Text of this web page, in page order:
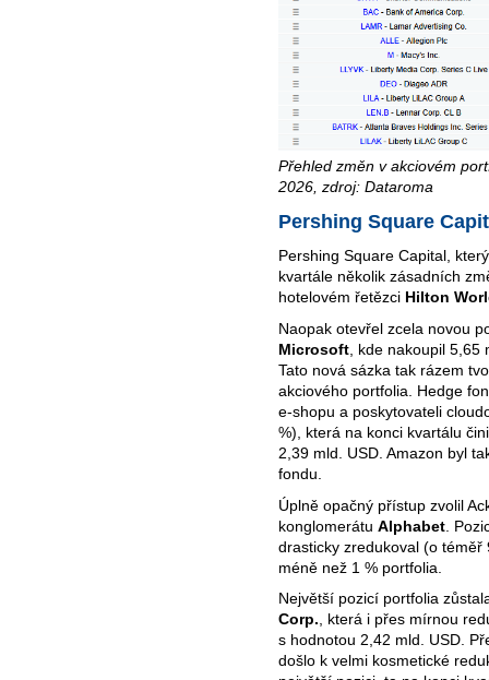
Přehled změn v akciovém
2026, zdroj: Dataroma
Pershing Square
Pershing Square Capital ,
kvartále několik zásadních
hotelovém řetězci Hilton
Naopak otevřel zcela novou
Microsoft , kde nakoupil
Tato nová sázka tak rázem
akciového portfolia. Hedge
e-shopu a poskytovateli
%), která na konci kvartálu
2,39 mld. USD. Amazon byl
fondu.
Úplně opačný přístup zvolil
konglomerátu Alphabet .
drasticky zredukoval (o
méně než 1 % portfolia.
Největší pozicí portfolia
Corp., která i přes mírnou
s hodnotou 2,42 mld. USD.
došlo k velmi kosmetické